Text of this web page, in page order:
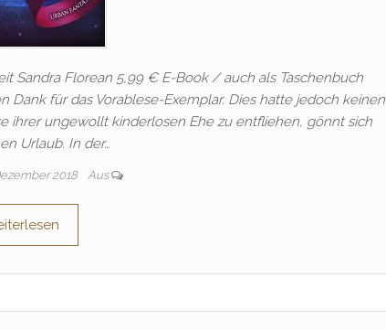
Sandra Florean 5,99 € E-Book / auch als Taschenbuch
Dank für das Vorablese-Exemplar. Dies hatte jedoch keinen
ihrer ungewollt kinderlosen Ehe zu entfliehen, gönnt sich
Urlaub. In der…
2018 Aus